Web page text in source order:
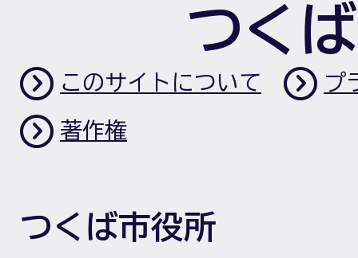
つく
このサイトについて プ
著作権
つくば市役所